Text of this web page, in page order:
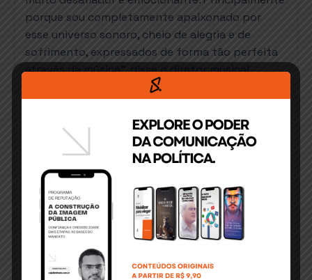
porque sou completamente apaixonado por
esse universo sonoro, cheio de alegria e de
sofrimento, expressados de forma tão perfeita
através da música”, disse o diretor musical,
Luciano Salvador Bahia. O compositor J. Velloso
falou sobre a emoção de realizar o trabalho. “Eu
me movo e crio através das paixões, mas a forma
apaixonada com que Paulo Atto nos apresentou
a peça me seduziu imediatamente, e mergulhei
nos arrepios para participar do seu trabalho”,
disse.
A Travessia do Grão Profundo é uma criação do
Centro Internacional Avatar de Artes (CIACEN) Cia